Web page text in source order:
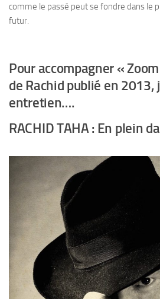
comme le passé peut se fondre dans le
futur.
Pour accompagner «
de Rachid publié en 2013,
entretien….
RACHID TAHA : En plein